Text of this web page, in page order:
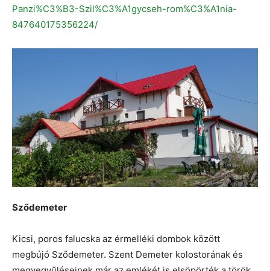
Panzi%C3%B3-Szil%C3%A1gycseh-rom%C3%A1nia-
847640175356224/
Sződemeter
Kicsi, poros falucska az érmelléki dombok között
megbújó Sződemeter. Szent Demeter kolostorának és